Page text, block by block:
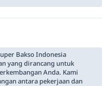
Bakso Indonesia
yang dirancang untuk
Anda. Kami
antara pekerjaan dan